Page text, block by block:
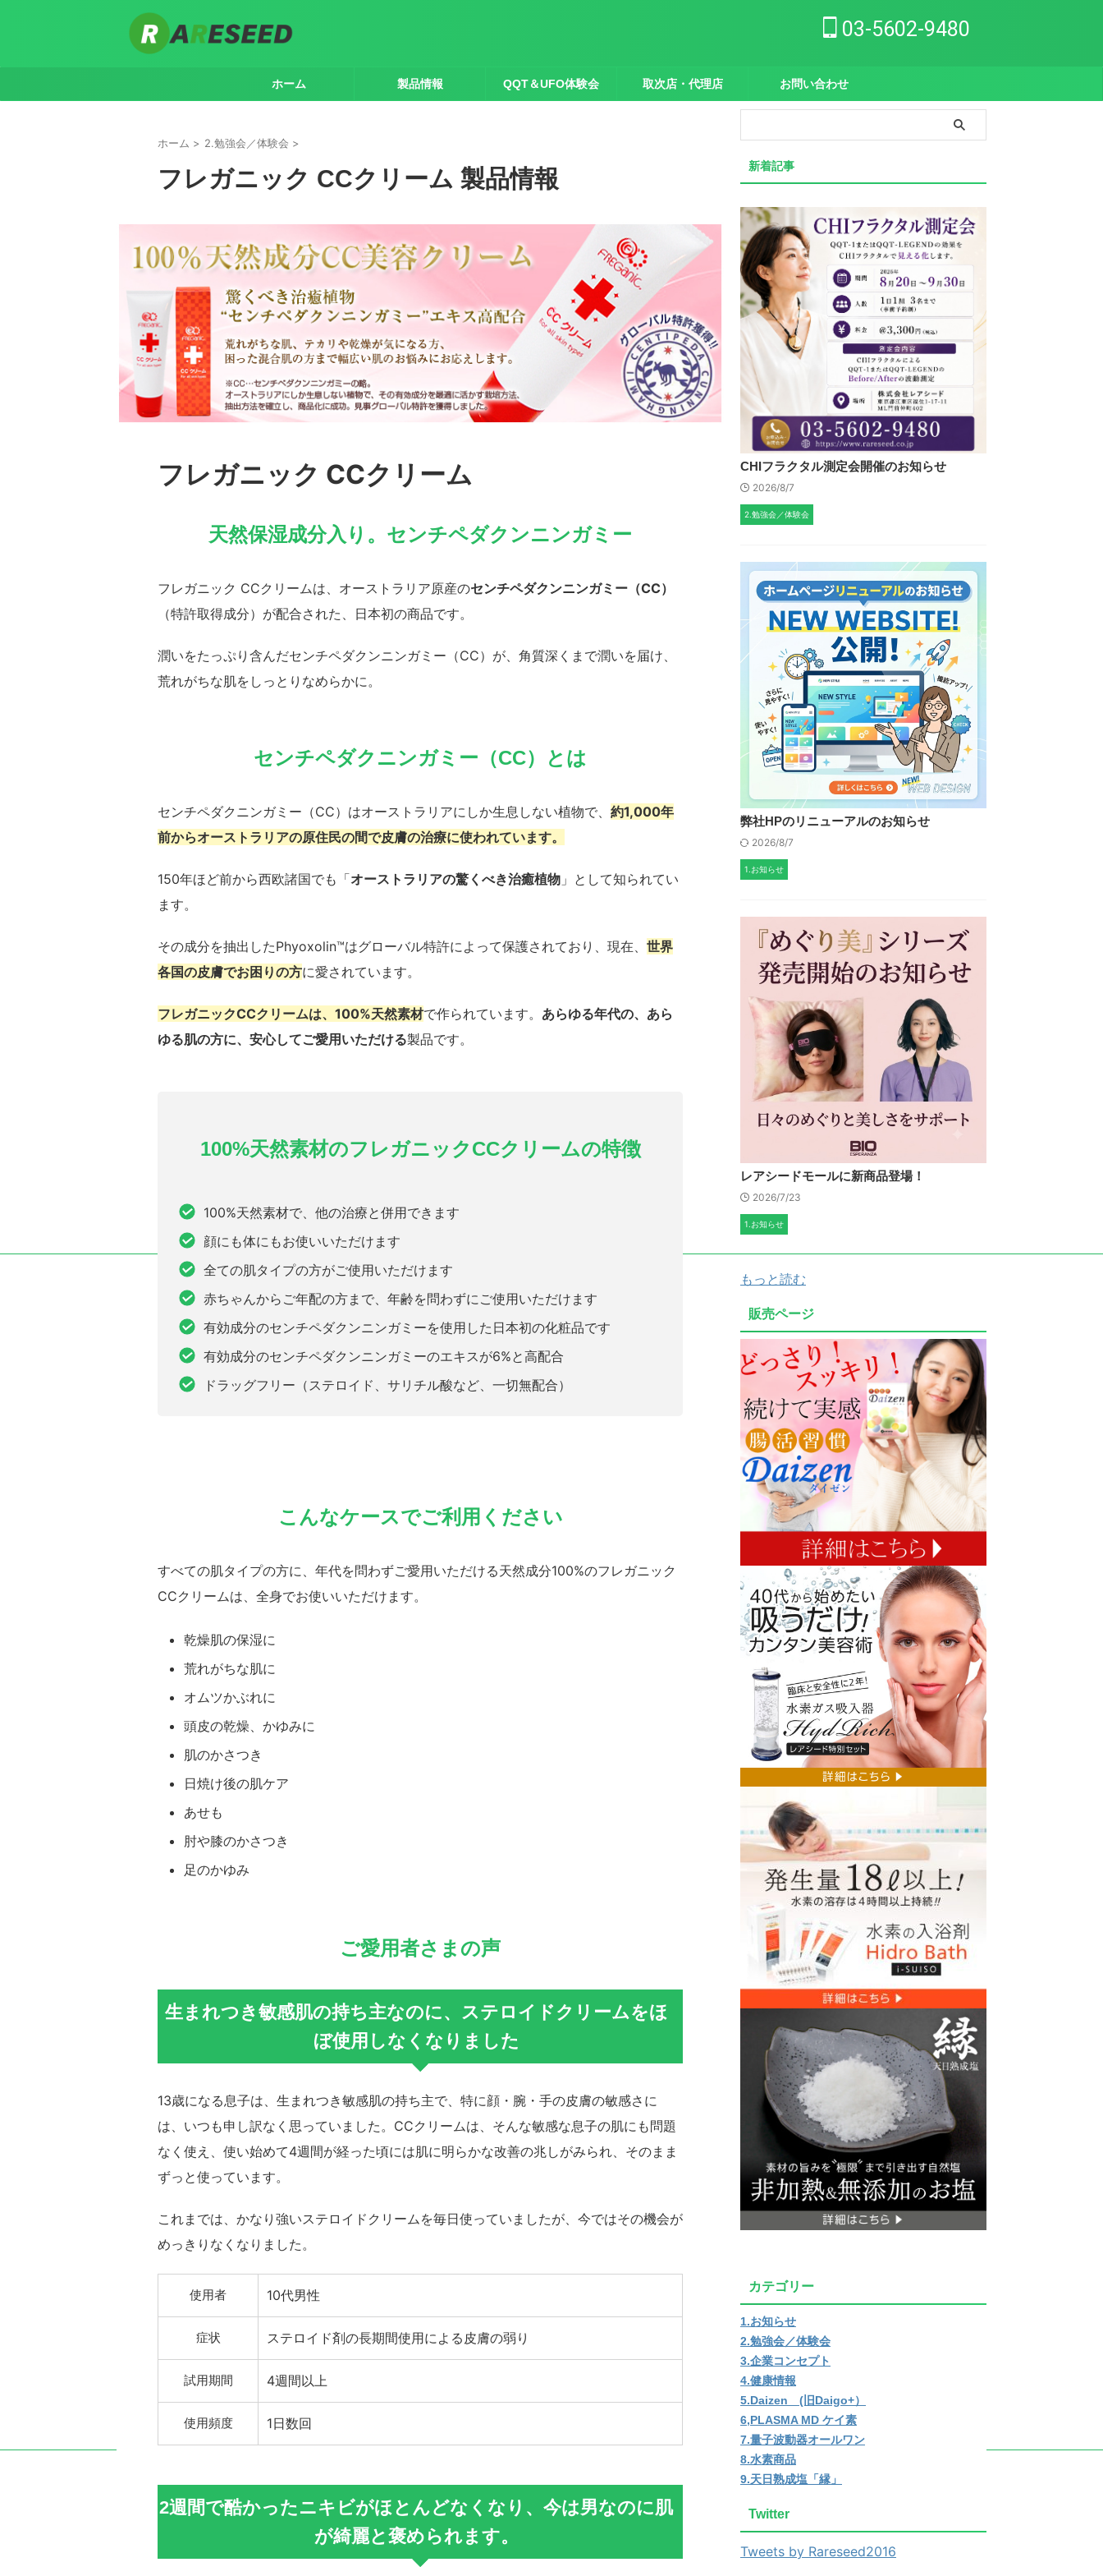
03-5602-9480
ホーム 製品情報 QQT＆UFO体験会 取次店・代理店 お問い合わせ
ホーム > 2.勉強会／体験会 >
フレガニック CCクリーム 製品情報
フレガニック CCクリーム
天然保湿成分入り。センチペダクンニンガミー
フレガニック CCクリームは、オーストラリア原産のセンチペダクンニンガミー（CC）
（特許取得成分）が配合された、日本初の商品です。
潤いをたっぷり含んだセンチペダクンニンガミー（CC）が、角質深くまで潤いを届け、
荒れがちな肌をしっとりなめらかに。
センチペダクニンガミー（CC）とは
センチペダクニンガミー（CC）はオーストラリアにしか生息しない植物で、 約1,000年
前からオーストラリアの原住民の間で皮膚の治療に使われています。
150年ほど前から西欧諸国でも「オーストラリアの驚くべき治癒植物 」として知られてい
ます。
その成分を抽出したPhyoxolin™はグローバル特許によって保護されており、現在、 世界
各国の皮膚でお困りの方に愛されています。
フレガニックCCクリームは、100%天然素材で作られています。 あらゆる年代の、あら
ゆる肌の方に、安心してご愛用いただける製品です。
100%天然素材のフレガニックCCクリームの特徴
100%天然素材で、他の治療と併用できます
顔にも体にもお使いいただけます
全ての肌タイプの方がご使用いただけます
赤ちゃんからご年配の方まで、年齢を問わずにご使用いただけます
有効成分のセンチペダクンニンガミーを使用した日本初の化粧品です
有効成分のセンチペダクンニンガミーのエキスが6%と高配合
ドラッグフリー（ステロイド、サリチル酸など、一切無配合）
こんなケースでご利用ください
すべての肌タイプの方に、年代を問わずご愛用いただける天然成分100%のフレガニック
CCクリームは、全身でお使いいただけます。
乾燥肌の保湿に
荒れがちな肌に
オムツかぶれに
頭皮の乾燥、かゆみに
肌のかさつき
日焼け後の肌ケア
あせも
肘や膝のかさつき
足のかゆみ
ご愛用者さまの声
生まれつき敏感肌の持ち主なのに、ステロイドクリームをほ
ぼ使用しなくなりました
13歳になる息子は、生まれつき敏感肌の持ち主で、特に顔・腕・手の皮膚の敏感さに
は、いつも申し訳なく思っていました。CCクリームは、そんな敏感な息子の肌にも問題
なく使え、使い始めて4週間が経った頃には肌に明らかな改善の兆しがみられ、そのまま
ずっと使っています。
これまでは、かなり強いステロイドクリームを毎日使っていましたが、今ではその機会が
めっきりなくなりました。
使用者 10代男性
症状 ステロイド剤の長期間使用による皮膚の弱り
試用期間 4週間以上
使用頻度 1日数回
2週間で酷かったニキビがほとんどなくなり、今は男なのに肌
が綺麗と褒められます。
新着記事
CHIフラクタル測定会開催のお知らせ
2026/8/7
2.勉強会／体験会
弊社HPのリニューアルのお知らせ
2026/8/7
1.お知らせ
レアシードモールに新商品登場！
2026/7/23
1.お知らせ
もっと読む
販売ページ
カテゴリー
1.お知らせ
2.勉強会／体験会
3.企業コンセプト
4.健康情報
5.Daizen (旧Daigo+）
6,PLASMA MD ケイ素
7.量子波動器オールワン
8.水素商品
9.天日熟成塩「縁」
Twitter
Tweets by Rareseed2016